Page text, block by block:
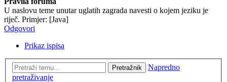
U naslovu teme unutar uglatih zagrada navesti o kojem jeziku je
riječ. Primjer: [Java]
Odgovori
Prikaz ispisa
Pretražnik
Napredno
pretraživanje